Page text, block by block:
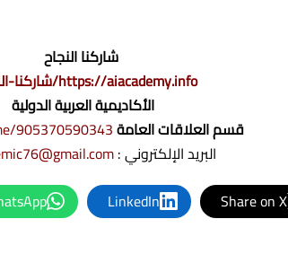
شاركنا النجاح
https://aiacademy.info/شاركنا-النجاح/
الأكاديمية العربية الدولية
قسم العلاقات العامة905370590343
البريد الإلكتروني :
Share on X
LinkedIn